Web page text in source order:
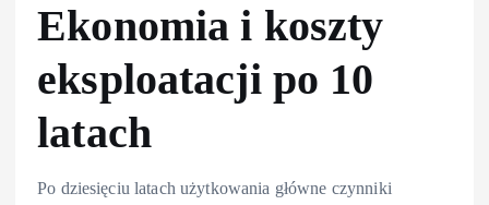
Ekonomia i koszty
eksploatacji po 10
latach
Po dziesięciu latach użytkowania główne czynniki